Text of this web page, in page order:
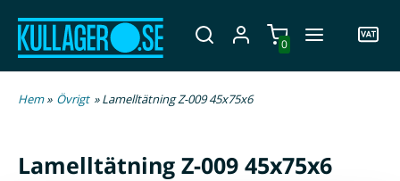
0
Hem» Övrigt » Lamelltätning Z-009 45x75x6
Lamelltätning Z-009 45x75x6